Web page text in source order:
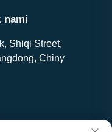
nami
Shiqi Street,
Chiny